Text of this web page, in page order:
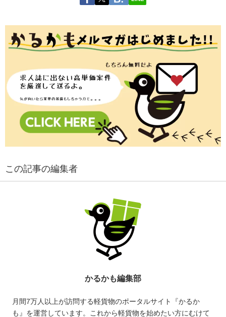
この記事の編集者
かるかも編集部
月間7万人以上が訪問する軽貨物のポータルサイト『かるか
も』を運営しています。これから軽貨物を始めたい方にむけて